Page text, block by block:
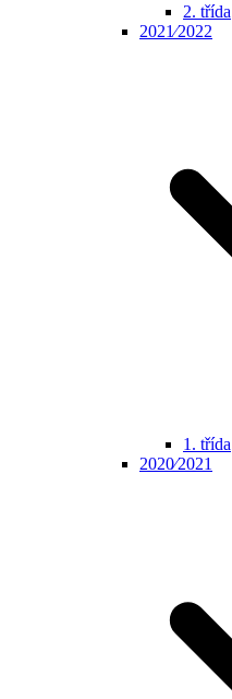
2. třída
2021⁄2022
1. třída
2020⁄2021